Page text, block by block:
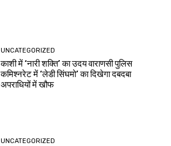
UNCATEGORIZED
काशी में ‘नारी शक्ति’ का उदय वाराणसी पुलिस
कमिश्नरेट में ‘लेडी सिंघमो’ का दिखेगा दबदबा
अपराधियों में खौफ
UNCATEGORIZED